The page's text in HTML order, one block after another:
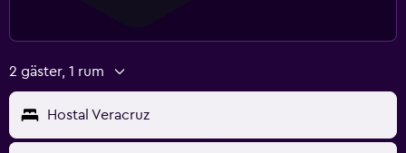
2 gäster, 1 rum
Hostal Veracruz